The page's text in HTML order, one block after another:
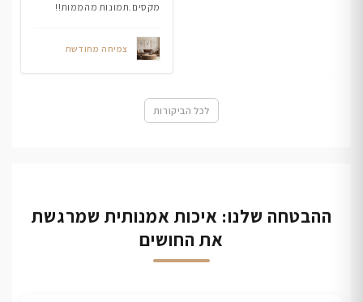
מקסים.תמונות מהממות!!
צמיחה מחודשת
לכל הביקורות
ההבטחה שלנו: איכות אמנותית שמרגשת
את החושים